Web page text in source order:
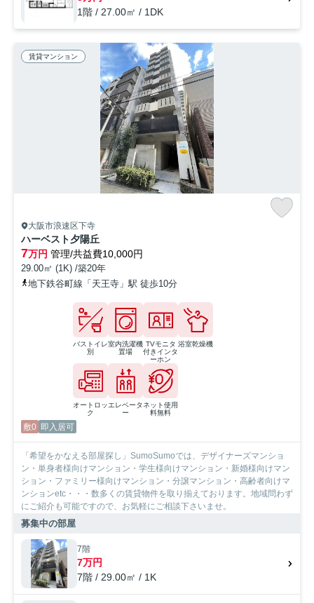
1階 / 27.00㎡ / 1DK
賃貸マンション
大阪市浪速区下寺
ハーベスト夕陽丘
7万円 管理/共益費10,000円
29.00㎡ (1K) /築20年
地下鉄谷町線「天王寺」駅 徒歩10分
バストイレ
別
室内洗濯機
置場
TVモニタ
付きインタ
ーホン
浴室乾燥機
オートロッ
ク
エレベータ
ー
ネット使用
料無料
敷0 即入居可
「希望をかなえる部屋探し」SumoSumoでは、デザイナーズマンショ
ン・単身者様向けマンション・学生様向けマンション・新婚様向けマン
ション・ファミリー様向けマンション・分譲マンション・高齢者向けマ
ンションetc・・・数多くの賃貸物件を取り揃えております。地域問わず
にご紹介も可能ですので、お気軽にご相談下さいませ。
募集中の部屋
7階
7万円
7階 / 29.00㎡ / 1K